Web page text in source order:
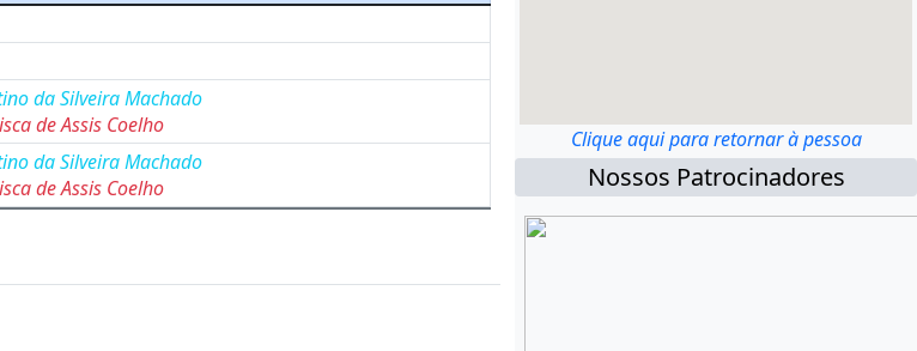
da Silveira Machado
de Assis Coelho
da Silveira Machado
de Assis Coelho
Clique aqui para retornar à pessoa
Nossos Patrocinadores